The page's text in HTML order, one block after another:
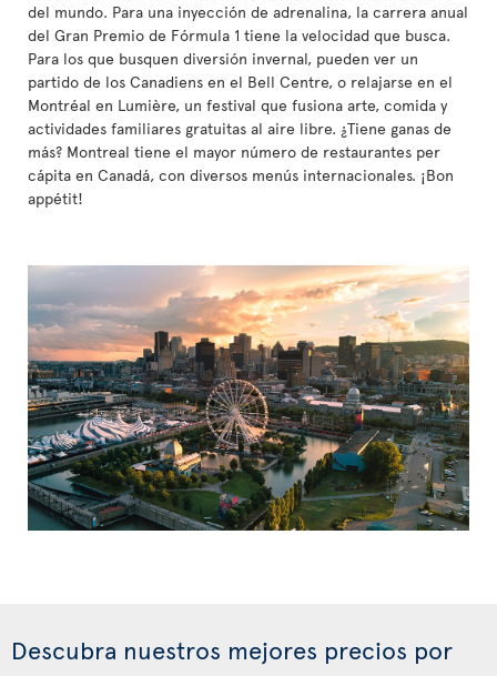
del mundo. Para una inyección de adrenalina, la carrera anual
del Gran Premio de Fórmula 1 tiene la velocidad que busca.
Para los que busquen diversión invernal, pueden ver un
partido de los Canadiens en el Bell Centre, o relajarse en el
Montréal en Lumière, un festival que fusiona arte, comida y
actividades familiares gratuitas al aire libre. ¿Tiene ganas de
más? Montreal tiene el mayor número de restaurantes per
cápita en Canadá, con diversos menús internacionales. ¡Bon
appétit!
Descubra nuestros mejores precios por